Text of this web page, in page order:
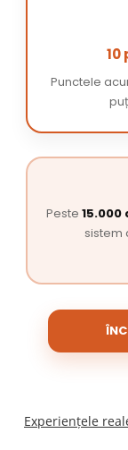
10
Punctele
Peste 15.000
sistem
Experiențele